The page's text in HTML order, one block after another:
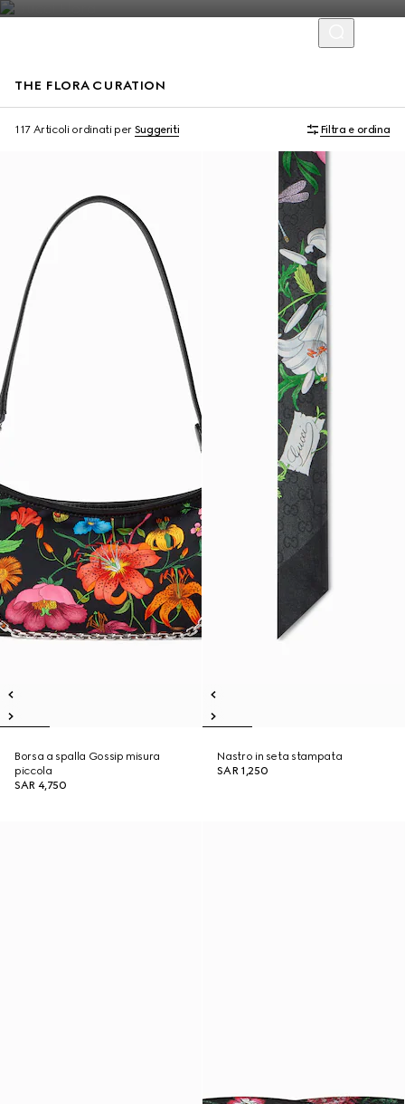
THE FLORA CURATION
117 Articoli ordinati per Suggeriti Filtra e ordina
Borsa a spalla Gossip misura
piccola
SAR 4,750
Nastro in seta stampata
SAR 1,250